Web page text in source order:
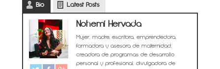
Bio Latest Posts
Nohemí Hervada
Mujer, madre, escritora, emprendedora,
formadora y asesora de maternidad,
creadora de programas de desarrollo
personal y profesional, divulgadora de